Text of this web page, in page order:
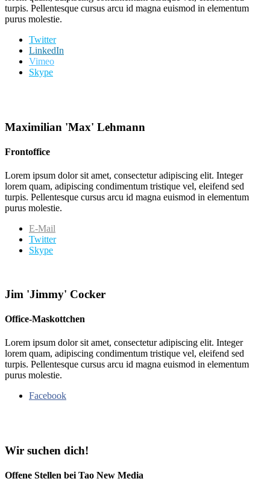
turpis. Pellentesque cursus arcu id magna euismod in elementum
purus molestie.
Twitter
LinkedIn
Vimeo
Skype
Maximilian 'Max' Lehmann
Frontoffice
Lorem ipsum dolor sit amet, consectetur adipiscing elit. Integer
lorem quam, adipiscing condimentum tristique vel, eleifend sed
turpis. Pellentesque cursus arcu id magna euismod in elementum
purus molestie.
E-Mail
Twitter
Skype
Jim 'Jimmy' Cocker
Office-Maskottchen
Lorem ipsum dolor sit amet, consectetur adipiscing elit. Integer
lorem quam, adipiscing condimentum tristique vel, eleifend sed
turpis. Pellentesque cursus arcu id magna euismod in elementum
purus molestie.
Facebook
Wir suchen dich!
Offene Stellen bei Tao New Media